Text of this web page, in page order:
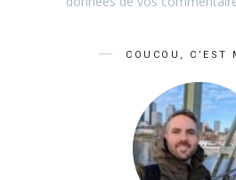
COUCOU, C’EST